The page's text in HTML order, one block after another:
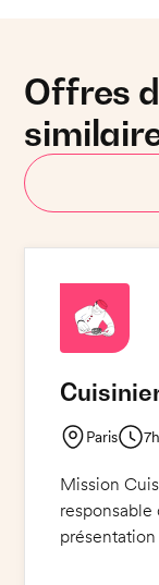
Offres
Paris 7h
Mission
responsable